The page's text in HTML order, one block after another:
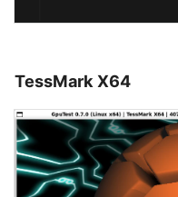
TessMark X64